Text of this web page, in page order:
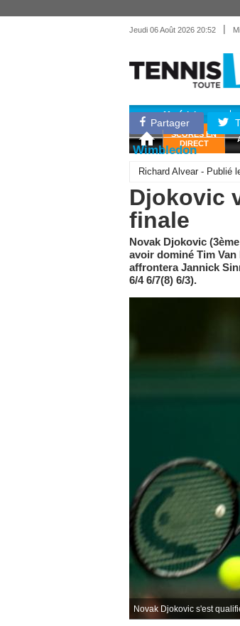
Jeudi 06 Août 2026 20:52 |
Matériel
SCORES EN
DIRECT
Partager
Wimbledon
Richard Alvear - Publié
Djokovic
finale
Novak Djokovic
avoir dominé Tim Van
affrontera Jannick
6/4 6/7(8) 6/3).
Novak Djokovic s'est